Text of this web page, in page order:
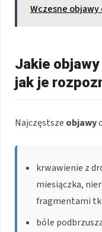
Wczesne objawy
Jakie
jak je
Najczęstsze objawy
krwawienie z
miesiączka,
fragmentami
bóle